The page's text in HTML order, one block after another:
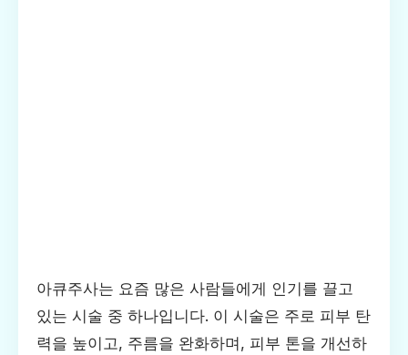
아큐주사는 요즘 많은 사람들에게 인기를 끌고
있는 시술 중 하나입니다. 이 시술은 주로 피부 탄
력을 높이고, 주름을 완화하며, 피부 톤을 개선하